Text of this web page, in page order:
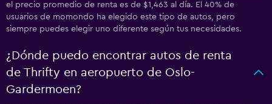
el precio promedio de renta es de $1,463 al día. El 40% de
usuarios de momondo ha elegido este tipo de autos, pero
siempre puedes elegir uno diferente según tus necesidades.
¿Dónde puedo encontrar autos de renta
de Thrifty en aeropuerto de Oslo-
Gardermoen?